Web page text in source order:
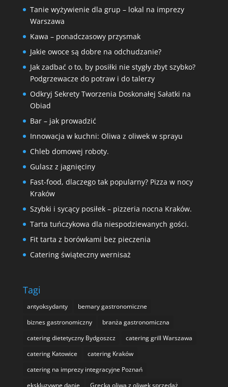
Tanie wyżywienie dla grup – lokal na imprezy
Warszawa
Kawa – ponadczasowy przysmak
Jakie owoce są dobre na odchudzanie?
Jak zadbać o to, by posiłki nie stygły zbyt szybko?
Podgrzewacze do potraw i do talerzy
Odkryj Sekrety Tworzenia Doskonałej Sałatki na
Obiad
Bar – jak prowadzić
Innowacja w kuchni: Oliwa z oliwek w sprayu
Chleb domowej roboty.
Gulasz z jagnięciny
Fast-food, dlaczego tak popularny? Pizza w nocy
Kraków
Szybki i sycący posiłek – pizzeria nocna Kraków.
Tarta tuńczykowa dla niespodziewanych gości.
Fit tarta z borówkami bez pieczenia
Catering świąteczny wernisaż
Tagi
antyoksydanty
bemary gastronomiczne
biznes gastronomiczny
branża gastronomiczna
catering dietetyczny Bydgoszcz
catering grill Warszawa
catering Katowice
catering Kraków
catering na imprezy integracyjne Poznań
ekskluzywne danie
Grecka oliwa z oliwek sprzedaż